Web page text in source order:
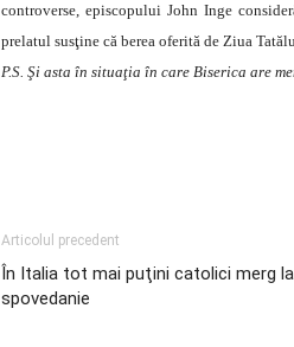
controverse, episcopului John Inge
prelatul susţine că berea oferită de Ziua
P.S. Şi asta în situaţia în care Biserica are
Articolul precedent
În Italia tot mai puţini catolici merg la
spovedanie